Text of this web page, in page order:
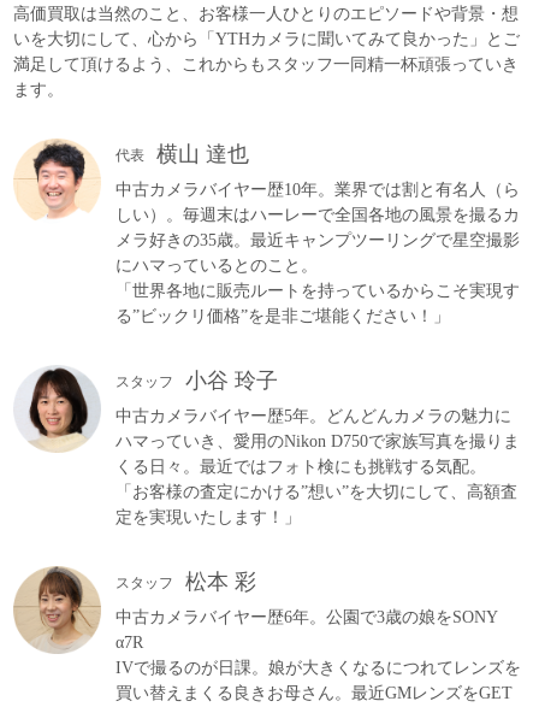
高価買取は当然のこと、お客様一人ひとりのエピソードや背景・想
いを大切にして、心から「YTHカメラに聞いてみて良かった」とご
満足して頂けるよう、これからもスタッフ一同精一杯頑張っていき
ます。
代表 横山 達也
中古カメラバイヤー歴10年。業界では割と有名人（ら
しい）。毎週末はハーレーで全国各地の風景を撮るカ
メラ好きの35歳。最近キャンプツーリングで星空撮影
にハマっているとのこと。
「世界各地に販売ルートを持っているからこそ実現す
る”ビックリ価格”を是非ご堪能ください！」
スタッフ 小谷 玲子
中古カメラバイヤー歴5年。どんどんカメラの魅力に
ハマっていき、愛用のNikon D750で家族写真を撮りま
くる日々。最近ではフォト検にも挑戦する気配。
「お客様の査定にかける”想い”を大切にして、高額査
定を実現いたします！」
スタッフ 松本 彩
中古カメラバイヤー歴6年。公園で3歳の娘をSONY
α7R
IVで撮るのが日課。娘が大きくなるにつれてレンズを
買い替えまくる良きお母さん。最近GMレンズをGET